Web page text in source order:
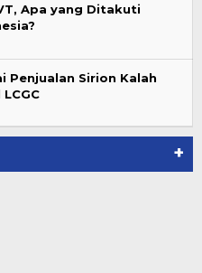
Apa yang Ditakuti
Penjualan Sirion Kalah
+
Paripurna Hasil
dan Wabup Te…